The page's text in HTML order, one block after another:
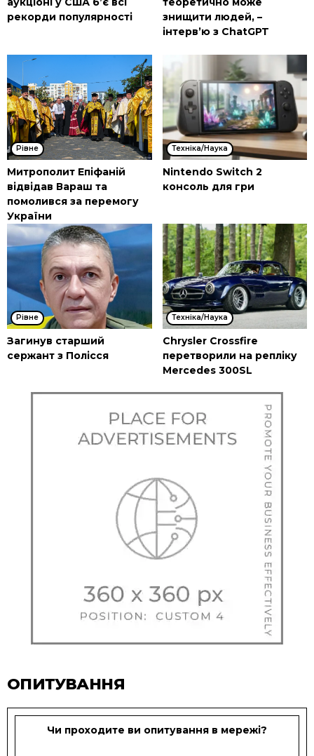
рекорди популярності
знищити людей, –
інтерв’ю з ChatGPT
Рівне
Митрополит Епіфаній
відвідав Вараш та
помолився за перемогу
України
Техніка/Наука
Nintendo Switch 2
консоль для гри
Рівне
Загинув старший
сержант з Полісся
Техніка/Наука
Chrysler Crossfire
перетворили на репліку
Mercedes 300SL
ОПИТУВАННЯ
Чи проходите ви опитування в мережі?